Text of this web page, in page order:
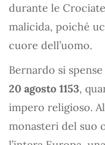
durante le
malicida, poiché
cuore dell’uomo.
Bernardo si
20 agosto 1153,
impero religioso.
monasteri del suo